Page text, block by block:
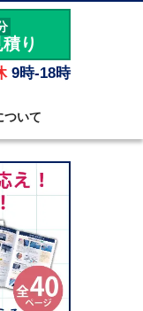
り
9時-18時
ついて